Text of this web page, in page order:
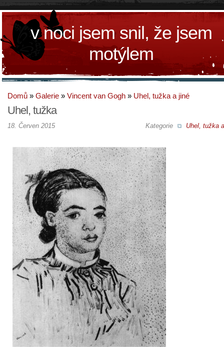
v noci jsem snil, že jsem
motýlem
Domů » Galerie » Vincent van Gogh » Uhel, tužka a jiné
Uhel, tužka
Kategorie Uhel, tužka
18. Červen 2015